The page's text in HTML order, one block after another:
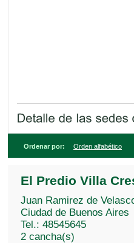
Ordenar por: Orden alfabético
El Predio Villa
Juan Ramirez de
Ciudad de Buenos Aires
Tel.: 48545645
2 cancha(s)